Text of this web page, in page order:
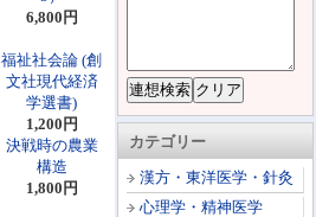
カテゴリー
漢方・東洋医学・針灸
心理学・精神医学
6,800円
福祉社会論 (創
文社現代経済
学選書)
1,200円
決戦時の農業
構造
1,800円